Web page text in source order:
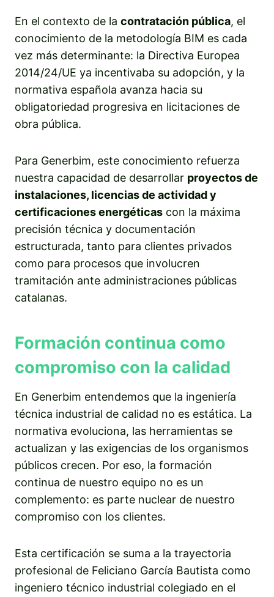
En el contexto de la contratación pública, el
conocimiento de la metodología BIM es cada
vez más determinante: la Directiva Europea
2014/24/UE ya incentivaba su adopción, y la
normativa española avanza hacia su
obligatoriedad progresiva en licitaciones de
obra pública.
Para Generbim, este conocimiento refuerza
nuestra capacidad de desarrollar proyectos de
instalaciones, licencias de actividad y
certificaciones energéticas con la máxima
precisión técnica y documentación
estructurada, tanto para clientes privados
como para procesos que involucren
tramitación ante administraciones públicas
catalanas.
Formación continua como
compromiso con la calidad
En Generbim entendemos que la ingeniería
técnica industrial de calidad no es estática. La
normativa evoluciona, las herramientas se
actualizan y las exigencias de los organismos
públicos crecen. Por eso, la formación
continua de nuestro equipo no es un
complemento: es parte nuclear de nuestro
compromiso con los clientes.
Esta certificación se suma a la trayectoria
profesional de Feliciano García Bautista como
ingeniero técnico industrial colegiado en el